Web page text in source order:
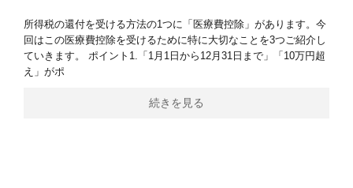
所得税の還付を受ける方法の1つに「医療費控除」があります。今
回はこの医療費控除を受けるために特に大切なことを3つご紹介し
ていきます。 ポイント1.「1月1日から12月31日まで」「10万円超
え」がポ
続きを見る